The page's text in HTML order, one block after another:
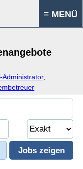
≡ MENÜ
Administrator,